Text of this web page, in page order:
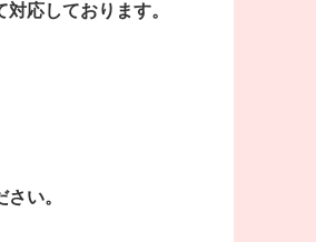
応しております。
い。